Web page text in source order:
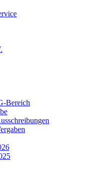
Bereich